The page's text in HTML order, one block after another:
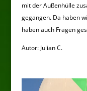
mit der Außenhülle
gegangen. Da haben
haben auch Fragen
Autor: Julian C.